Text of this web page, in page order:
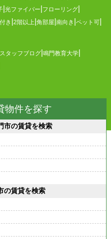
光ファイバー フローリング
き 2階以上 角部屋 南向き ペット可
スタッフブログ 鳴門教育大学
物件を探す
市の賃貸を検索
の賃貸を検索